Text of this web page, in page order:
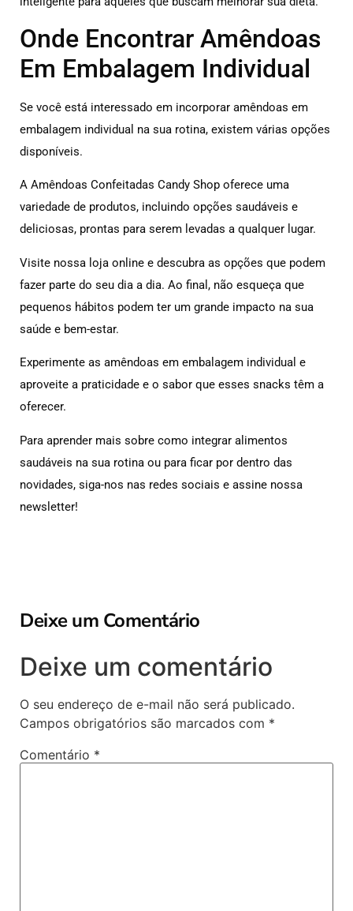
Onde Encontrar Amêndoas
Em Embalagem Individual
Se você está interessado em incorporar amêndoas em
embalagem individual na sua rotina, existem várias opções
disponíveis.
A Amêndoas Confeitadas Candy Shop oferece uma
variedade de produtos, incluindo opções saudáveis ​​e
deliciosas, prontas para serem levadas a qualquer lugar.
Visite nossa loja online e descubra as opções que podem
fazer parte do seu dia a dia. Ao final, não esqueça que
pequenos hábitos podem ter um grande impacto na sua
saúde e bem-estar.
Experimente as amêndoas em embalagem individual e
aproveite a praticidade e o sabor que esses snacks têm a
oferecer.
Para aprender mais sobre como integrar alimentos
saudáveis ​​na sua rotina ou para ficar por dentro das
novidades, siga-nos nas redes sociais e assine nossa
newsletter!
Deixe um Comentário
Deixe um comentário
O seu endereço de e-mail não será publicado.
Campos obrigatórios são marcados com *
Comentário *